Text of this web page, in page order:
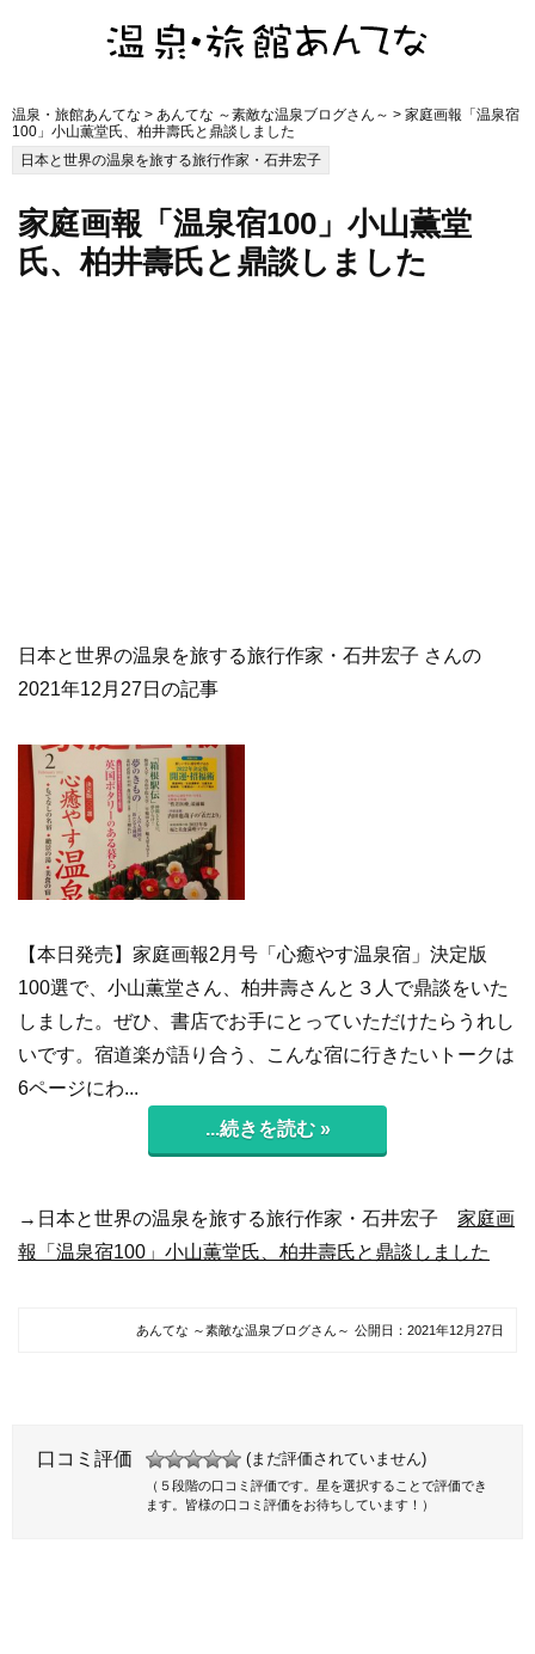
温泉・旅館あんてな > あんてな ～素敵な温泉ブログさん～ > 家庭画報「温泉宿
100」小山薫堂氏、柏井壽氏と鼎談しました
日本と世界の温泉を旅する旅行作家・石井宏子
家庭画報「温泉宿100」小山薫堂
氏、柏井壽氏と鼎談しました
日本と世界の温泉を旅する旅行作家・石井宏子 さんの
2021年12月27日の記事
【本日発売】家庭画報2月号「心癒やす温泉宿」決定版
100選で、小山薫堂さん、柏井壽さんと３人で鼎談をいた
しました。ぜひ、書店でお手にとっていただけたらうれし
いです。宿道楽が語り合う、こんな宿に行きたいトークは
6ページにわ...
...続きを読む »
→日本と世界の温泉を旅する旅行作家・石井宏子 家庭画
報「温泉宿100」小山薫堂氏、柏井壽氏と鼎談しました
あんてな ～素敵な温泉ブログさん～ 公開日： 2021年12月27日
口コミ評価 (まだ評価されていません)
（５段階の口コミ評価です。星を選択することで評価でき
ます。皆様の口コミ評価をお待ちしています！）